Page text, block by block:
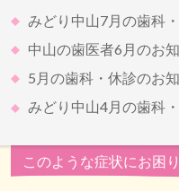
みどり中山7月の歯科
中山の歯医者6月のお
5月の歯科・休診のお
みどり中山4月の歯科
このような症状にお困